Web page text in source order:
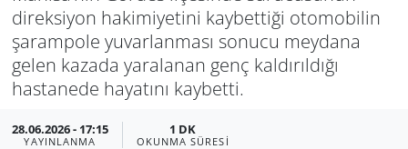
direksiyon hakimiyetini kaybettiği otomobilin
şarampole yuvarlanması sonucu meydana
gelen kazada yaralanan genç kaldırıldığı
hastanede hayatını kaybetti.
28.06.2026 - 17:15
YAYINLANMA
1 DK
OKUNMA SÜRESI
Izmir
Kütahya